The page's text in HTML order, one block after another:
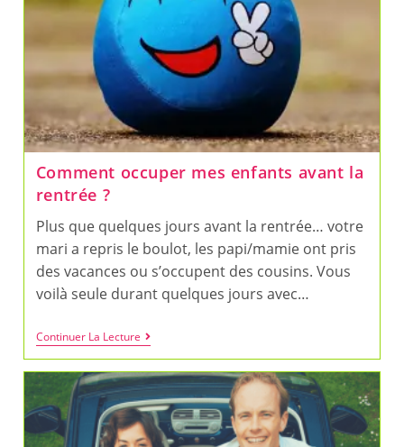
Comment occuper mes enfants avant la
rentrée ?
Plus que quelques jours avant la rentrée… votre
mari a repris le boulot, les papi/mamie ont pris
des vacances ou s’occupent des cousins. Vous
voilà seule durant quelques jours avec…
Continuer La LectureComment
Occuper
Mes
Enfants
Avant
La
Rentrée
?